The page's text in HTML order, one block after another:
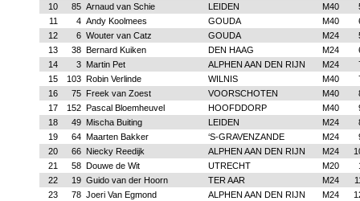
10
85 Arnaud van Schie LEIDEN M40
11
4 Andy Koolmees GOUDA M40
12
6 Wouter van Catz GOUDA M24
13
38 Bernard Kuiken DEN HAAG M24
14
3 Martin Pet ALPHEN AAN DEN RIJN M24
15
103 Robin Verlinde WILNIS M40
16
75 Freek van Zoest VOORSCHOTEN M40
17
152 Pascal Bloemheuvel HOOFDDORP M40
18
49 Mischa Buiting LEIDEN M24
19
64 Maarten Bakker ‘S-GRAVENZANDE M24
20
66 Niecky Reedijk ALPHEN AAN DEN RIJN M24
21
58 Douwe de Wit UTRECHT M20
22
19 Guido van der Hoorn TER AAR M24
23
78 Joeri Van Egmond ALPHEN AAN DEN RIJN M24